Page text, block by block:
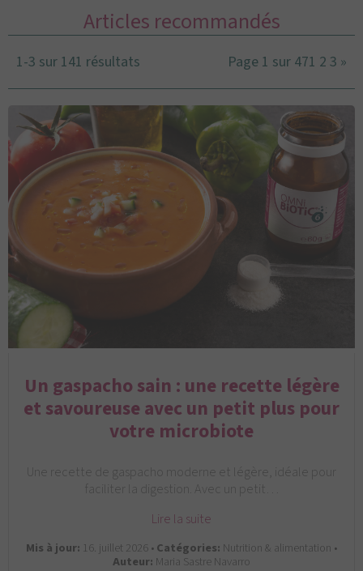
Articles recommandés
1-3 sur 141 résultats Page 1 sur 471 2 3 »
Un gaspacho sain : une recette légère
et savoureuse avec un petit plus pour
votre microbiote
Une recette de gaspacho moderne et légère, idéale pour
faciliter la digestion. Avec un petit…
Lire la suite
Mis à jour: 16. juillet 2026 •Catégories: Nutrition & alimentation •
Auteur: Maria Sastre Navarro